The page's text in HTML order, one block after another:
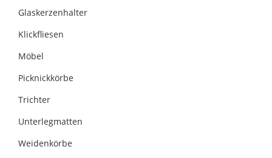
Glaskerzenhalter
Klickfliesen
Möbel
Picknickkörbe
Trichter
Unterlegmatten
Weidenkörbe